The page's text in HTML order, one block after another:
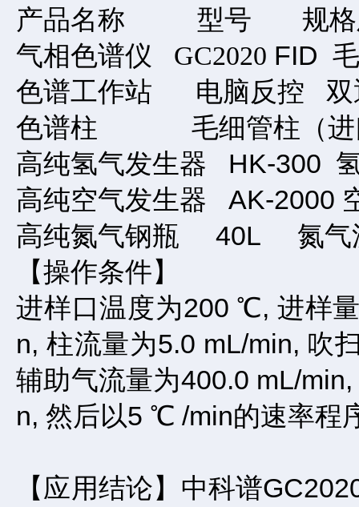
产品名称 型号
规
气相色谱仪 GC2020 FID
色谱工作站 电脑反控
色谱柱 毛细管柱（进
高纯氢气发生器 HK-300
高纯空气发生器 AK-2000
高纯氮气钢瓶 40L 氮气
【操作条件】
进样口温度为200 ℃, 进样
n, 柱流量为5.0 mL/min, 吹
辅助气流量为400.0 mL/
n, 然后以5 ℃ /min的速率程
【应用结论】中科谱